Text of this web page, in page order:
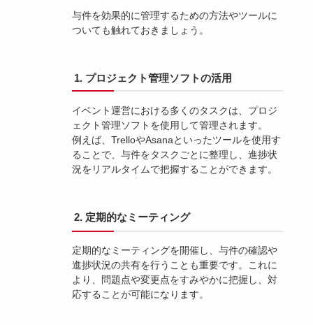
与件を効果的に管理するための方法やツールに
ついても触れておきましょう。
1. プロジェクト管理ソフトの活用
イベント運営における多くのタスクは、プロジ
ェクト管理ソフトを使用して管理されます。
例えば、TrelloやAsanaといったツールを使用す
ることで、与件をタスクごとに整理し、進捗状
況をリアルタイムで把握することができます。
2. 定期的なミーティング
定期的なミーティングを開催し、与件の確認や
進捗状況の共有を行うことも重要です。これに
より、問題点や変更点をすみやかに把握し、対
応することが可能になります。